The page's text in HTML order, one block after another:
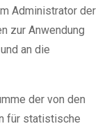
Administrator der
zur Anwendung
an die
der von den
für statistische